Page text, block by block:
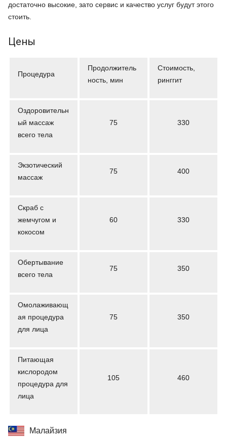
достаточно высокие, зато сервис и качество услуг будут этого
стоить.
Цены
Процедура
Продолжитель
ность, мин
Стоимость,
ринггит
Оздоровительн
ый массаж
всего тела
75 330
Экзотический
массаж
75 400
Скраб с
жемчугом и
кокосом
60 330
Обертывание
всего тела
75 350
Омолаживающ
ая процедура
для лица
75 350
Питающая
кислородом
процедура для
лица
105 460
Малайзия